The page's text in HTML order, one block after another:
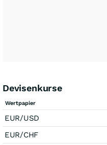
Devisenkurse
Wertpapier
EUR/USD
EUR/CHF